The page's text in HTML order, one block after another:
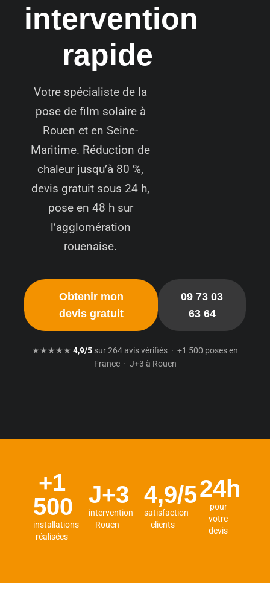
intervention
rapide
Votre spécialiste de la
pose de film solaire à
Rouen et en Seine-
Maritime. Réduction de
chaleur jusqu’à 80 %,
devis gratuit sous 24 h,
pose en 48 h sur
l’agglomération
rouenaise.
Obtenir mon
devis gratuit
09 73 03
63 64
★★★★★ 4,9/5 sur 264 avis vérifiés · +1 500 poses en
France · J+3 à Rouen
+1
500
installations
réalisées
J+3
intervention
Rouen
4,9/5
satisfaction
clients
24h
pour
votre
devis